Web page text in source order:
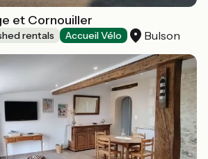
et Cornouiller
rentals Accueil Vélo Bulson